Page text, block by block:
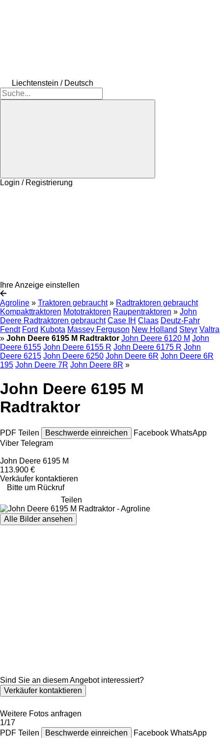
Liechtenstein / Deutsch
Login / Registrierung
Ihre Anzeige einstellen
Agroline » Traktoren gebraucht » Radtraktoren gebraucht
Kompakttraktoren Mototraktoren Raupentraktoren » John
Deere Radtraktoren gebraucht Case IH Claas Deutz-Fahr
Fendt Ford Kubota Massey Ferguson New Holland Steyr Valtra
» John Deere 6195 M Radtraktor John Deere 6120 M John
Deere 6155 John Deere 6155 R John Deere 6175 R John
Deere 6215 John Deere 6250 John Deere 6R John Deere 6R
195 John Deere 7R John Deere 8R »
John Deere 6195 M
Radtraktor
PDF Teilen Beschwerde einreichen Facebook WhatsApp
Viber Telegram
John Deere 6195 M
113.900 €
Verkäufer kontaktieren
Bitte um Rückruf
Teilen
Alle Bilder ansehen
Sind Sie an diesem Angebot interessiert?
Verkäufer kontaktieren
Weitere Fotos anfragen
1/17
PDF Teilen Beschwerde einreichen Facebook WhatsApp